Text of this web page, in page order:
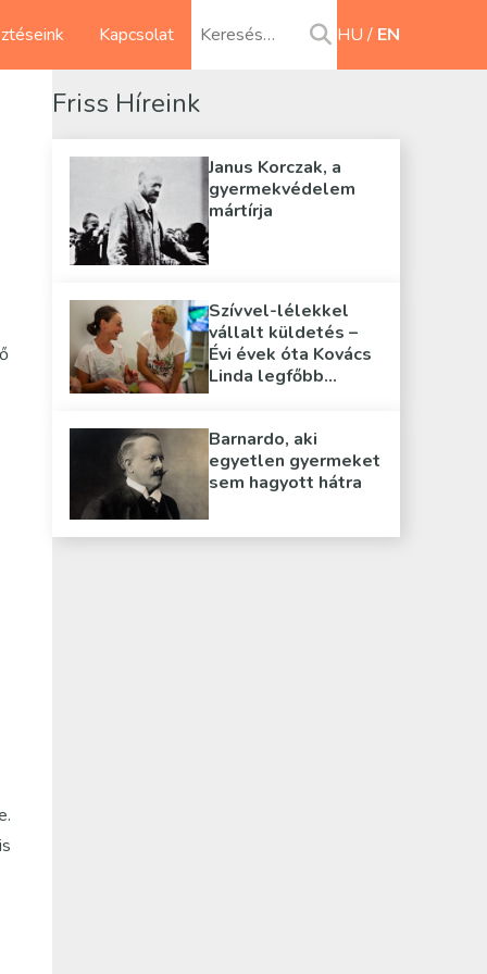
Kapcsolat HU EN
Friss Híreink
Janus Korczak, a
gyermekvédelem
mártírja
Szívvel-lélekkel
vállalt küldetés –
Évi évek óta Kovács
Linda legfőbb
Barnardo, aki
egyetlen gyermeket
sem hagyott hátra